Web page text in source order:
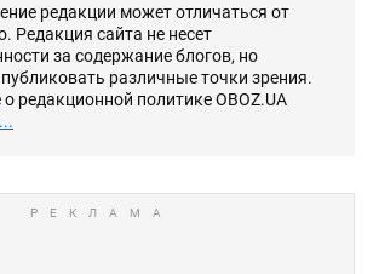
редакции может отличаться от
Редакция сайта не несет
за содержание блогов, но
различные точки зрения.
редакционной политике OBOZ.UA